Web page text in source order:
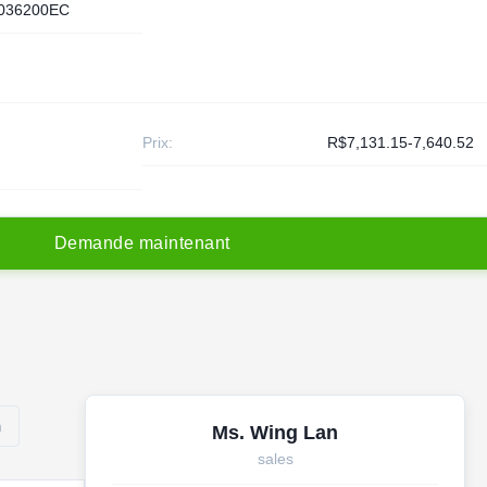
Prix: R$7,131.15-7,640.52
Demande maintenant
Ms. Wing Lan
sales